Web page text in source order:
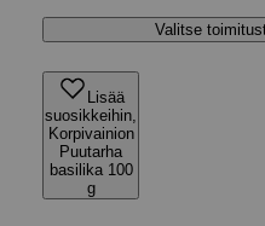
Valitse
Lisää
suosikkeihin,
Korpivainion
Puutarha
basilika 100
g